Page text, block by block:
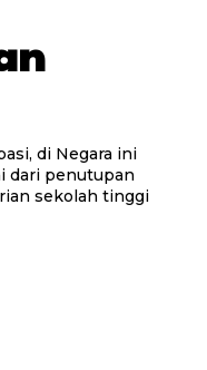
di Negara ini
dari penutupan
sekolah tinggi